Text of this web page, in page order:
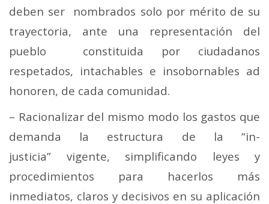
deben ser nombrados solo por mérito de su
trayectoria, ante una representación del
pueblo constituida por ciudadanos
respetados, intachables e insobornables ad
honoren, de cada comunidad.
– Racionalizar del mismo modo los gastos que
demanda la estructura de la “in-
justicia” vigente, simplificando leyes y
procedimientos para hacerlos más
inmediatos, claros y decisivos en su aplicación